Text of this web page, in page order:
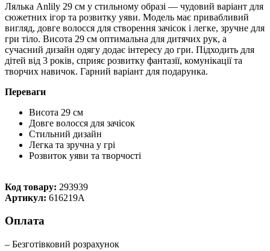
Лялька Anlily 29 см у стильному образі — чудовий варіант для
сюжетних ігор та розвитку уяви. Модель має привабливий
вигляд, довге волосся для створення зачісок і легке, зручне для
гри тіло. Висота 29 см оптимальна для дитячих рук, а
сучасний дизайн одягу додає інтересу до гри. Підходить для
дітей від 3 років, сприяє розвитку фантазії, комунікації та
творчих навичок. Гарний варіант для подарунка.
Переваги
Висота 29 см
Довге волосся для зачісок
Стильний дизайн
Легка та зручна у грі
Розвиток уяви та творчості
Код товару: 293939
Артикул: 616219A
Оплата
– Безготівковий розрахунок